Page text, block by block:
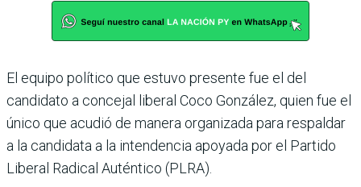
El equipo político que estuvo presente fue el del
candidato a concejal liberal Coco González, quien fue el
único que acudió de manera organizada para respaldar
a la candidata a la intendencia apoyada por el Partido
Libe­ral Radical Auténtico (PLRA).